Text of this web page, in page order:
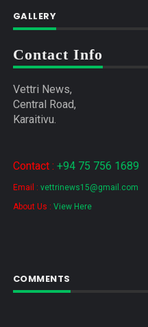
GALLERY
Contact Info
Vettri News,
Central Road,
Karaitivu.
Contact : +94 75 756 1689
Email : vettrinews15@gmail.com
About Us : View Here
COMMENTS